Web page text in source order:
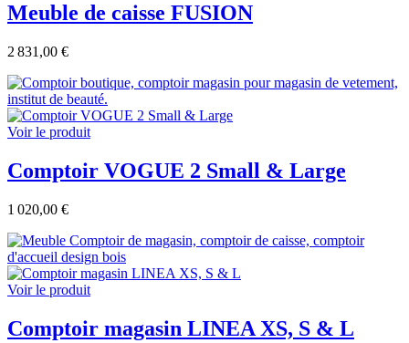
Meuble de caisse FUSION
2 831,00 €
Voir le produit
Comptoir VOGUE 2 Small & Large
1 020,00 €
Voir le produit
Comptoir magasin LINEA XS, S & L